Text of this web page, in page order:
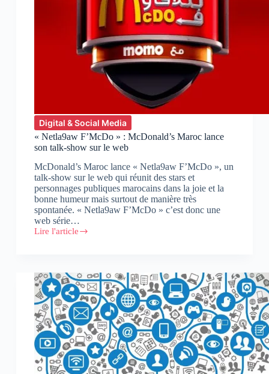
Digital & Social Media
« Netla9aw F’McDo » : McDonald’s Maroc lance
son talk-show sur le web
McDonald’s Maroc lance « Netla9aw F’McDo », un
talk-show sur le web qui réunit des stars et
personnages publiques marocains dans la joie et la
bonne humeur mais surtout de manière très
spontanée. « Netla9aw F’McDo » c’est donc une
web série…
Lire l'article
«
:
McDonald’s
Maroc
lance
son
talk-
show
sur
le
web